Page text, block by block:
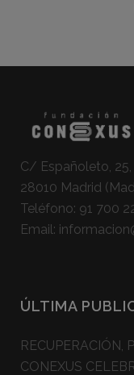
C/ Españoleto, 25,
28010 Madrid
Teléfono: 91 700
Email:
ÚLTIMA
RECUPERACIÓN,
CONEXUS